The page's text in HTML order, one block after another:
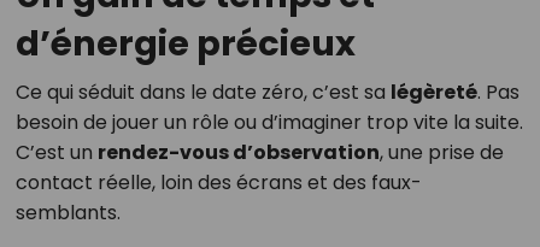
d’énergie précieux
Ce qui séduit dans le date zéro, c’est sa légèreté. Pas
besoin de jouer un rôle ou d’imaginer trop vite la suite.
C’est un rendez-vous d’observation, une prise de
contact réelle, loin des écrans et des faux-
semblants.